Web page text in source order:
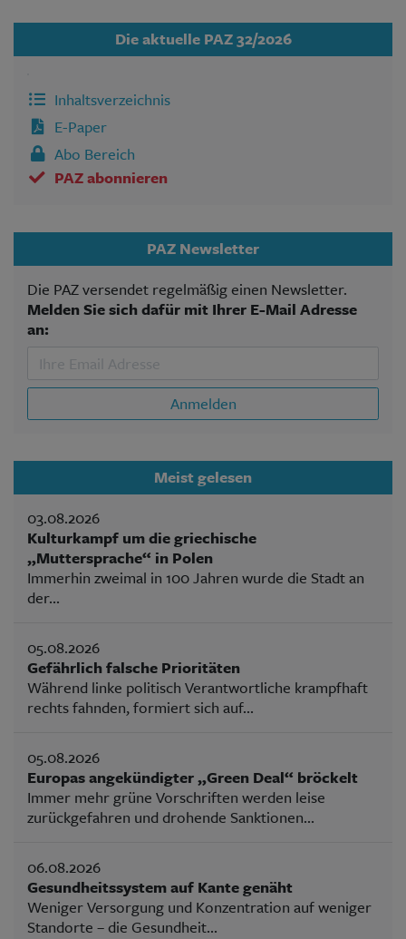
Die aktuelle PAZ 32/2026
Inhaltsverzeichnis
E-Paper
Abo Bereich
PAZ abonnieren
PAZ Newsletter
Die PAZ versendet regelmäßig einen Newsletter.
Melden Sie sich dafür mit Ihrer E-Mail Adresse
an:
Anmelden
Meist gelesen
03.08.2026
Kulturkampf um die griechische
„Muttersprache“ in Polen
Immerhin zweimal in 100 Jahren wurde die Stadt an
der...
05.08.2026
Gefährlich falsche Prioritäten
Während linke politisch Verantwortliche krampfhaft
rechts fahnden, formiert sich auf...
05.08.2026
Europas angekündigter „Green Deal“ bröckelt
Immer mehr grüne Vorschriften werden leise
zurückgefahren und drohende Sanktionen...
06.08.2026
Gesundheitssystem auf Kante genäht
Weniger Versorgung und Konzentration auf weniger
Standorte – die Gesundheit...